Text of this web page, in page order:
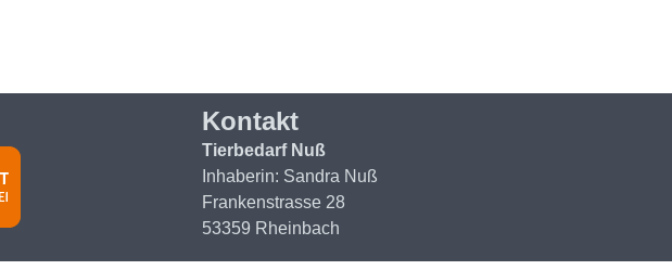
Kontakt
Tierbedarf Nuß
Inhaberin: Sandra Nuß
Frankenstrasse 28
53359 Rheinbach